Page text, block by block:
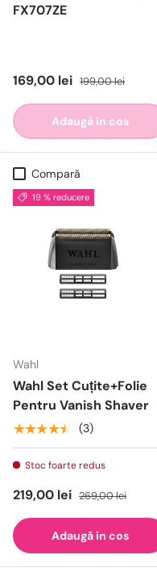
FX707ZE
169,00 lei 199,00 lei
Adaugă in cos
Compară
19 % reducere
Wahl
Wahl Set Cuțite+Folie
Pentru Vanish Shaver
★★★★★ (3)
Stoc foarte redus
219,00 lei 269,00 lei
Adaugă in cos